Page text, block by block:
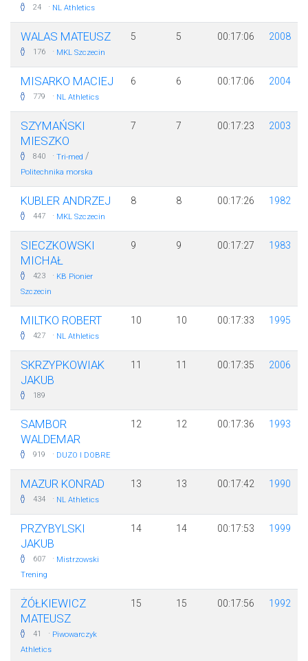
24 · NL Athletics
WALAS MATEUSZ
176 · MKL Szczecin
5 5 00:17:06 2008
MISARKO MACIEJ
779 · NL Athletics
6 6 00:17:06 2004
SZYMAŃSKI
MIESZKO
840 · Tri-med /
Politechnika morska
7 7 00:17:23 2003
KUBLER ANDRZEJ
447 · MKL Szczecin
8 8 00:17:26 1982
SIECZKOWSKI
MICHAŁ
423 · KB Pionier
Szczecin
9 9 00:17:27 1983
MILTKO ROBERT
427 · NL Athletics
10 10 00:17:33 1995
SKRZYPKOWIAK
JAKUB
189
11 11 00:17:35 2006
SAMBOR
WALDEMAR
919 · DUZO I DOBRE
12 12 00:17:36 1993
MAZUR KONRAD
434 · NL Athletics
13 13 00:17:42 1990
PRZYBYLSKI
JAKUB
607 · Mistrzowski
Trening
14 14 00:17:53 1999
ŻÓŁKIEWICZ
MATEUSZ
41 · Piwowarczyk
Athletics
15 15 00:17:56 1992